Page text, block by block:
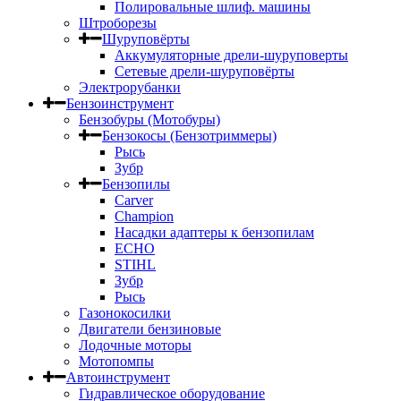
Полировальные шлиф. машины
Штроборезы
Шуруповёрты
Аккумуляторные дрели-шуруповерты
Сетевые дрели-шуруповёрты
Электрорубанки
Бензоинструмент
Бензобуры (Мотобуры)
Бензокосы (Бензотриммеры)
Рысь
Зубр
Бензопилы
Carver
Champion
Насадки адаптеры к бензопилам
ECHO
STIHL
Зубр
Рысь
Газонокосилки
Двигатели бензиновые
Лодочные моторы
Мотопомпы
Автоинструмент
Гидравлическое оборудование